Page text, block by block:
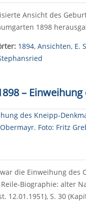
Ansicht des
1898
1894, Ansichten, E.
–
die Einweihung des
Biographie: alter
12.01.1951), S. 30